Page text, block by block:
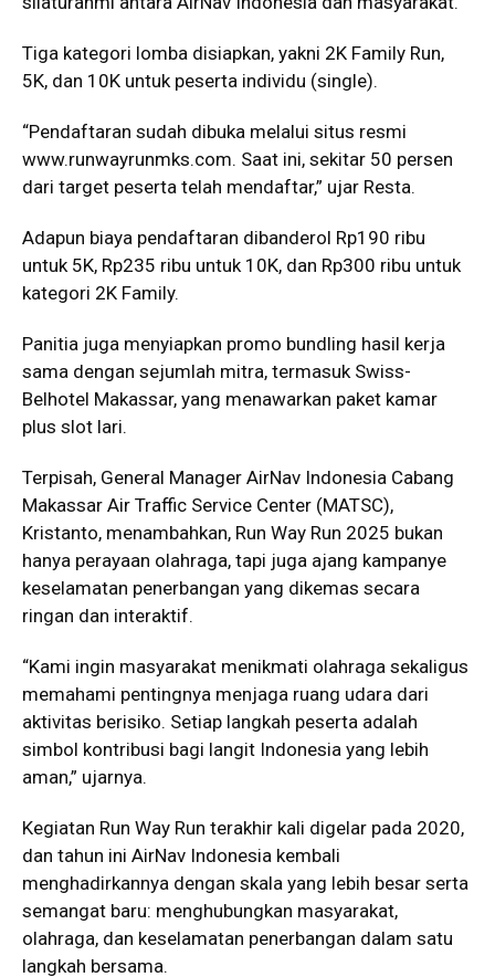
Tiga kategori lomba disiapkan, yakni 2K Family Run,
5K, dan 10K untuk peserta individu (single).
“Pendaftaran sudah dibuka melalui situs resmi
www.runwayrunmks.com. Saat ini, sekitar 50 persen
dari target peserta telah mendaftar,” ujar Resta.
Adapun biaya pendaftaran dibanderol Rp190 ribu
untuk 5K, Rp235 ribu untuk 10K, dan Rp300 ribu untuk
kategori 2K Family.
Panitia juga menyiapkan promo bundling hasil kerja
sama dengan sejumlah mitra, termasuk Swiss-
Belhotel Makassar, yang menawarkan paket kamar
plus slot lari.
Terpisah, General Manager AirNav Indonesia Cabang
Makassar Air Traffic Service Center (MATSC),
Kristanto, menambahkan, Run Way Run 2025 bukan
hanya perayaan olahraga, tapi juga ajang kampanye
keselamatan penerbangan yang dikemas secara
ringan dan interaktif.
“Kami ingin masyarakat menikmati olahraga sekaligus
memahami pentingnya menjaga ruang udara dari
aktivitas berisiko. Setiap langkah peserta adalah
simbol kontribusi bagi langit Indonesia yang lebih
aman,” ujarnya.
Kegiatan Run Way Run terakhir kali digelar pada 2020,
dan tahun ini AirNav Indonesia kembali
menghadirkannya dengan skala yang lebih besar serta
semangat baru: menghubungkan masyarakat,
olahraga, dan keselamatan penerbangan dalam satu
langkah bersama.